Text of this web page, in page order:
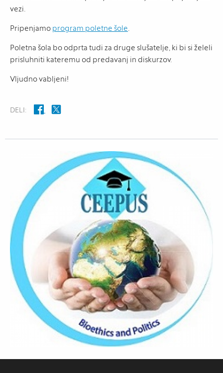
vezi.
Pripenjamo program poletne šole.
Poletna šola bo odprta tudi za druge slušatelje, ki bi si želeli
prisluhniti kateremu od predavanj in diskurzov.
Vljudno vabljeni!
DELI: